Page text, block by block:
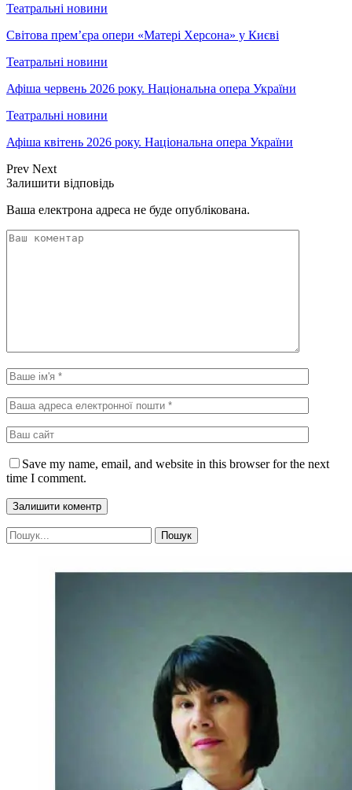
Театральні новини
Світова прем’єра опери «Матері Херсона» у Києві
Театральні новини
Афіша червень 2026 року. Національна опера України
Театральні новини
Афіша квітень 2026 року. Національна опера України
Prev Next
Залишити відповідь
Ваша електрона адреса не буде опублікована.
Save my name, email, and website in this browser for the next
time I comment.